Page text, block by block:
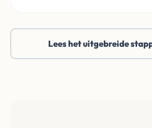
Lees het uitgebreide